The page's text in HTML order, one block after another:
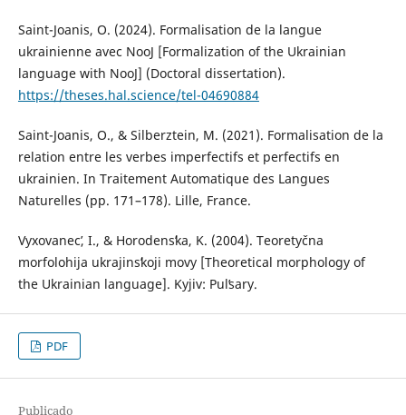
Saint-Joanis, O. (2024). Formalisation de la langue
ukrainienne avec NooJ [Formalization of the Ukrainian
language with NooJ] (Doctoral dissertation).
https://theses.hal.science/tel-04690884
Saint-Joanis, O., & Silberztein, M. (2021). Formalisation de la
relation entre les verbes imperfectifs et perfectifs en
ukrainien. In Traitement Automatique des Langues
Naturelles (pp. 171–178). Lille, France.
Vyxovanecʹ, I., & Horodensʹka, K. (2004). Teoretyčna
morfolohija ukrajinsʹkoji movy [Theoretical morphology of
the Ukrainian language]. Kyjiv: Pulʹsary.
PDF
Publicado